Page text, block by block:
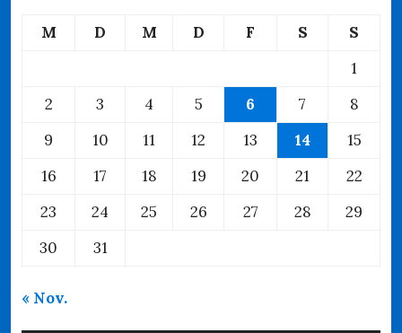
M D M D F S
S
1
2
3 4 5 6 7
8
9
10 11 12 13 14
15
16
17 18 19 20 21
22
23
24 25 26 27 28
29
30
31
« Nov.